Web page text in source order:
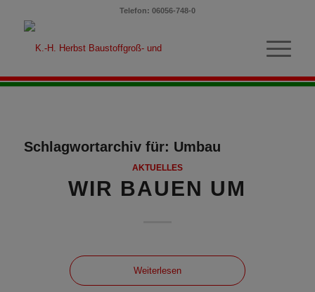
Telefon: 06056-748-0
Schlagwortarchiv für: Umbau
AKTUELLES
WIR BAUEN UM
Weiterlesen